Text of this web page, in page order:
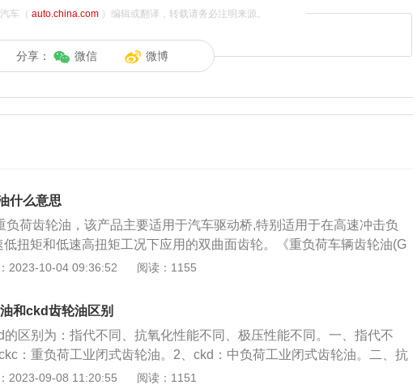
车（ auto.china.com）编辑或翻译，转载请务必注明来源。
分享： 微信 微博
什么意思
负荷齿轮油，该产品主要适用于汽车驱动桥,特别适用于在高速冲击负
低扭矩和低速高扭矩工况下应用的双曲面齿轮。《重负荷车辆齿轮油(G
了以精制矿物油、合成油或二者混合为基础油，加入多种添加剂调制
用于重负荷车辆齿轮油(GL-5)，该产品主要适用于汽车驱动桥,特别适用
冲击负荷、高速低扭矩和低速高扭矩工况下应用的双曲面齿轮。齿轮油
滑油基础油或合成润滑油为主，加入极压抗磨剂和油性剂调制而成的一
润滑油。用于各种齿轮传动装置，以防止齿面磨损、擦伤、烧结等，延
寿命，提高传递功率效率。
2023-10-04 09:36:52 阅读：1155
和ckd齿轮油区别
的区别为：指代不同、抗氧化性能不同、极压性能不同。一、指代不
：重负荷工业闭式齿轮油。2、ckd：中负荷工业闭式齿轮油。二、抗
不同。1、ckc：抗氧化性能121℃。2、ckd：抗氧化试验95℃。三、极
2023-09-08 11:20:55 阅读：1151